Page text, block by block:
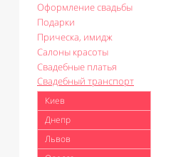
Оформление свадьбы
Подарки
Прическа, имидж
Салоны красоты
Свадебные платья
Свадебный транспорт
Киев
Днепр
Львов